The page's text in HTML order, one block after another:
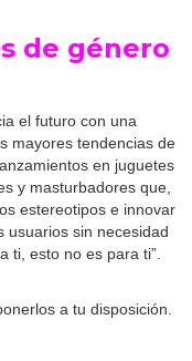
de género
el futuro con una
mayores tendencias de
en juguetes
y masturbadores que,
estereotipos e innovar
usuarios sin necesidad
ti, esto no es para ti”.
a tu disposición.